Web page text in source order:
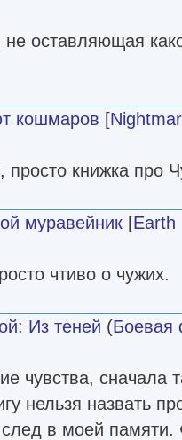
оставляющая
кошмаров [
просто книжка про
муравейник [Earth
чтиво о чужих.
Из теней (Боевая
чувства, сначала
нельзя назвать
след в моей